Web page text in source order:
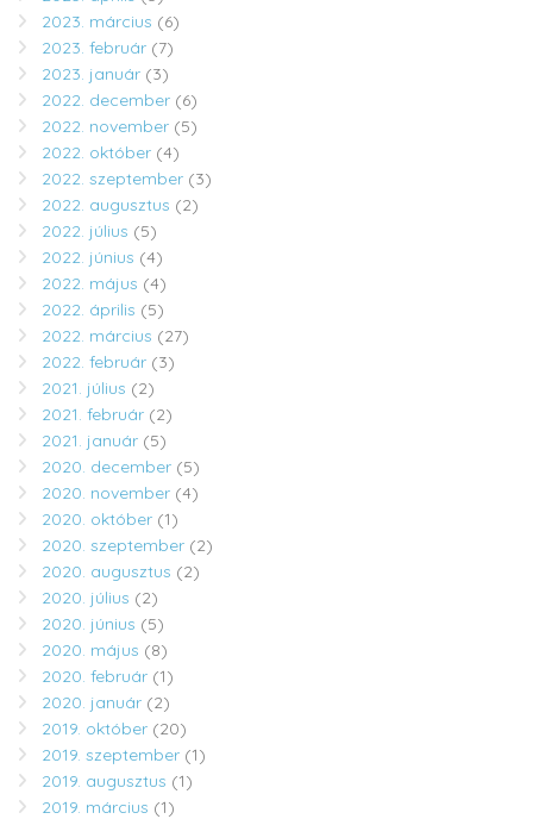
2023. március (6)
2023. február (7)
2023. január (3)
2022. december (6)
2022. november (5)
2022. október (4)
2022. szeptember (3)
2022. augusztus (2)
2022. július (5)
2022. június (4)
2022. május (4)
2022. április (5)
2022. március (27)
2022. február (3)
2021. július (2)
2021. február (2)
2021. január (5)
2020. december (5)
2020. november (4)
2020. október (1)
2020. szeptember (2)
2020. augusztus (2)
2020. július (2)
2020. június (5)
2020. május (8)
2020. február (1)
2020. január (2)
2019. október (20)
2019. szeptember (1)
2019. augusztus (1)
2019. március (1)